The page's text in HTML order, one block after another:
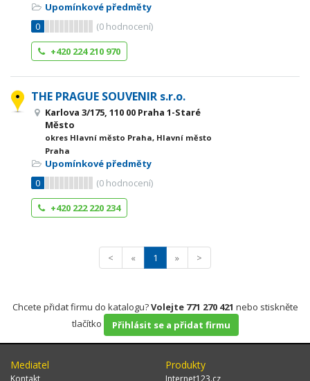
Upomínkové předměty
0
(0 hodnocení)
+420 224 210 970
THE PRAGUE SOUVENIR s.r.o.
Karlova 3/175, 110 00 Praha 1-Staré
Město
okres Hlavní město Praha, Hlavní město
Praha
Upomínkové předměty
0
(0 hodnocení)
+420 222 220 234
< « 1 » >
Chcete přidat firmu do katalogu?Volejte 771 270 421 nebo stiskněte
tlačítko
Přihlásit se a přidat firmu
Mediatel
Kontakt
Produkty
Internet123.cz